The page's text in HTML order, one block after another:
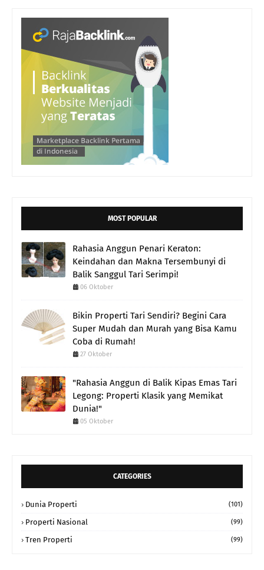
MOST POPULAR
Rahasia Anggun Penari Keraton:
Keindahan dan Makna Tersembunyi di
Balik Sanggul Tari Serimpi!
06 Oktober
Bikin Properti Tari Sendiri? Begini Cara
Super Mudah dan Murah yang Bisa Kamu
Coba di Rumah!
27 Oktober
"Rahasia Anggun di Balik Kipas Emas Tari
Legong: Properti Klasik yang Memikat
Dunia!"
05 Oktober
CATEGORIES
Dunia Properti (101)
Properti Nasional (99)
Tren Properti (99)